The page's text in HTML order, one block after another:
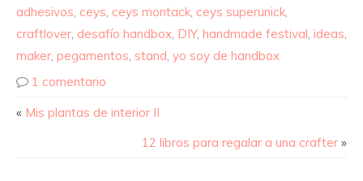
adhesivos ceys ceys montack ceys superunick
craftlover desafío handbox DIY, handmade festival ideas
maker pegamentos stand yo soy de handbox
1 comentario
« Mis plantas de interior II
12 libros para regalar a una crafter »